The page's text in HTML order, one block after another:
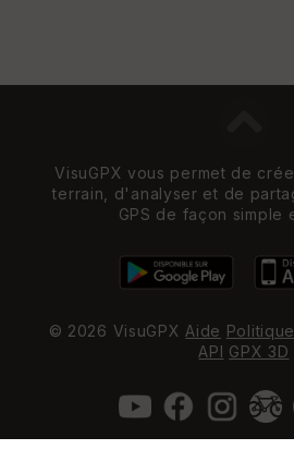
VisuGPX vous permet de
terrain, d'analyser et de
GPS de façon simple
© 2026 VisuGPX Aide
API GPX 3D